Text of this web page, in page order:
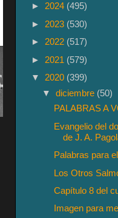
► 2024 (495)
► 2023 (530)
► 2022 (517)
► 2021 (579)
▼ 2020 (399)
▼diciembre (50)
PALABRAS A
Evangelio del
de J. A.
Palabras para
Los Otros
Capítulo 8 del
Imagen para